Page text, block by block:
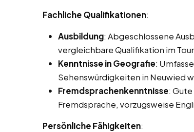
Fachliche Qualifikationen:
Ausbildung: Abgeschlossene
vergleichbare Qualifikation im
Kenntnisse in Geografie:
Sehenswürdigkeiten in Neuwied
Fremdsprachenkenntnisse:
Fremdsprache, vorzugsweise
Persönliche Fähigkeiten: